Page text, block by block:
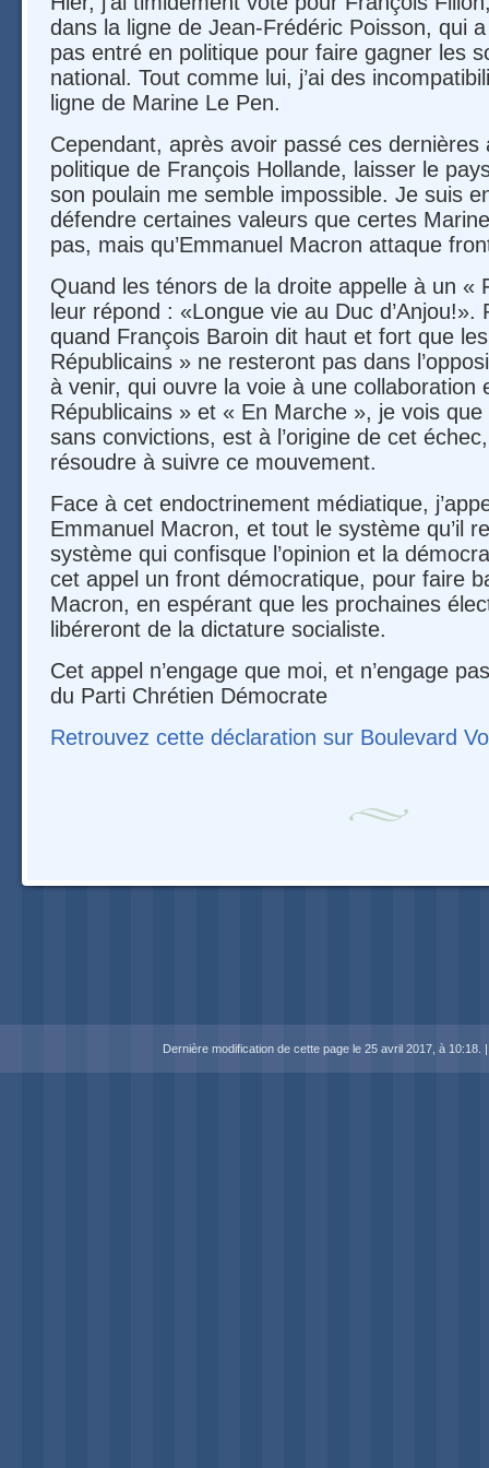
dans la ligne de Jean-Frédéric Poisson, qui a
pas entré en politique pour faire gagner les
national. Tout comme lui, j’ai des
ligne de Marine Le Pen.
Cependant, après avoir passé ces
politique de François Hollande, laisser le
son poulain me semble impossible. Je suis
défendre certaines valeurs que certes
pas, mais qu’Emmanuel Macron attaque
Quand les ténors de la droite appelle à un «
leur répond : «Longue vie au Duc d’Anjou!».
quand François Baroin dit haut et fort que
Républicains » ne resteront pas dans
à venir, qui ouvre la voie à une collaboration
Républicains » et « En Marche », je vois
sans convictions, est à l’origine de cet
résoudre à suivre ce mouvement.
Face à cet endoctrinement médiatique,
Emmanuel Macron, et tout le système qu’il
système qui confisque l’opinion et la
cet appel un front démocratique, pour faire
Macron, en espérant que les prochaines
libéreront de la dictature socialiste.
Cet appel n’engage que moi, et n’engage
du Parti Chrétien Démocrate
Retrouvez cette déclaration sur Boulevard
Navigation
Dernière modification de cette page le 25 avril 2017, à 10:18.